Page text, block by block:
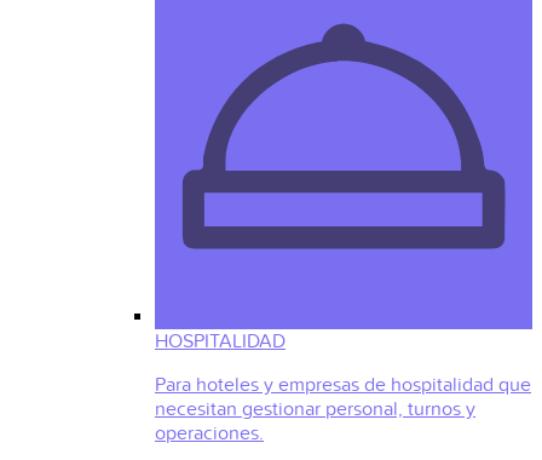
HOSPITALIDAD
Para hoteles y empresas de hospitalidad que
necesitan gestionar personal, turnos y
operaciones.